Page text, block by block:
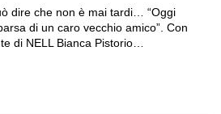
dire che non è mai tardi… “Oggi
di un caro vecchio amico”. Con
di NELL Bianca Pistorio…